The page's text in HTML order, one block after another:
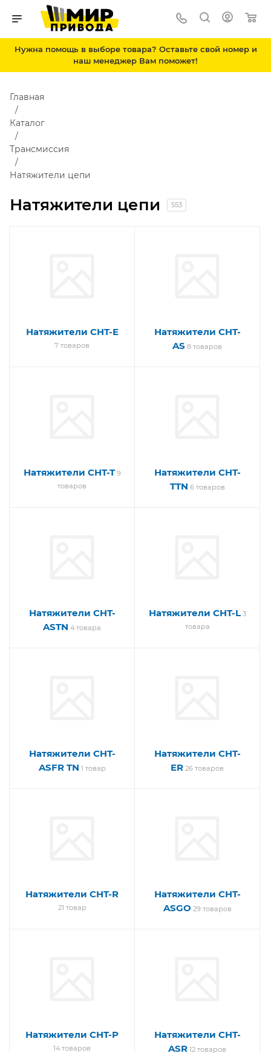
Нужна помощь в выборе товара? Оставьте свой номер и
наш менеджер Вам поможет!
Натяжители цепи 553
Главная
Каталог
Трансмиссия
Натяжители цепи
Натяжители CHT-E
7 товаров
Натяжители CHT-
AS 8 товаров
Натяжители CHT-T 9
товаров
Натяжители CHT-
TTN 6 товаров
Натяжители CHT-
ASTN 4 товара
Натяжители CHT-L 3
товара
Натяжители CHT-
ASFR TN 1 товар
Натяжители CHT-
ER 26 товаров
Натяжители CHT-R
21 товар
Натяжители CHT-
ASGO 29 товаров
Натяжители CHT-P
14 товаров
Натяжители CHT-
ASR 12 товаров